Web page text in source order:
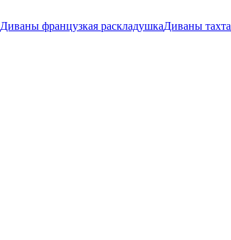
Диваны французкая раскладушкаДиваны тахта